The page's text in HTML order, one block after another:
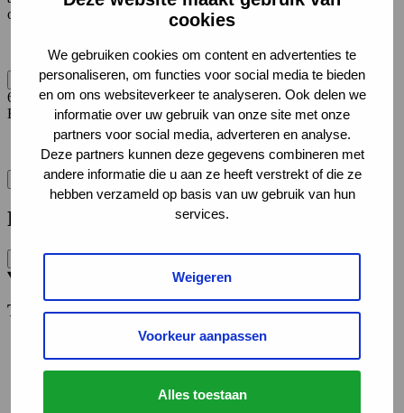
cookies
We gebruiken cookies om content en advertenties te
personaliseren, om functies voor social media te bieden
en om ons websiteverkeer te analyseren. Ook delen we
informatie over uw gebruik van onze site met onze
partners voor social media, adverteren en analyse.
Deze partners kunnen deze gegevens combineren met
andere informatie die u aan ze heeft verstrekt of die ze
hebben verzameld op basis van uw gebruik van hun
services.
Weigeren
Voorkeur aanpassen
Alles toestaan
opdrachtgevers en cliënten.
Filter
6
Resultatengefilterd op:
Tax_theme.name Preventie en vroegtijdige inzet ✕
Wis filters
Filter
Type
Onderzoeksrapporten en artikelen (3)